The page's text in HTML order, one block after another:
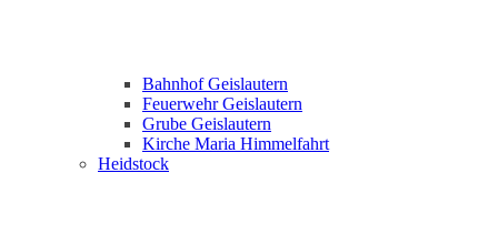
Bahnhof Geislautern
Feuerwehr Geislautern
Grube Geislautern
Kirche Maria Himmelfahrt
Heidstock